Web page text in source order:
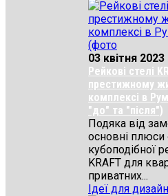
03 квітня 2023
Рейкові стелі
престижному
комплексі в
"до" та "після")
Подяка від
основні плюси
кубоподібної
KRAFT для
приватних...
Ідеї для